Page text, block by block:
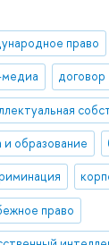
право
договор
и образование
право